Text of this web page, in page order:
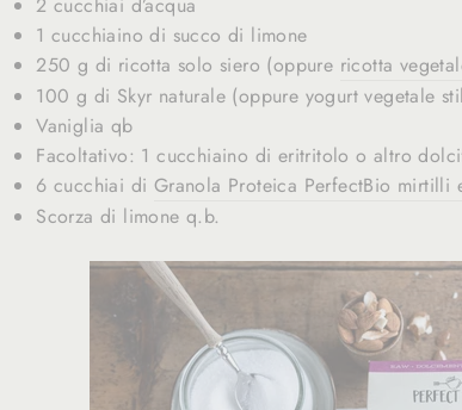
1 cucchiaino di succo di limone
250 g di ricotta solo siero (oppure ricotta
100 g di Skyr naturale (oppure yogurt vegetale
Vaniglia qb
Facoltativo: 1 cucchiaino di eritritolo o altro
6 cucchiai di Granola Proteica PerfectBio mirtilli
Scorza di limone q.b.